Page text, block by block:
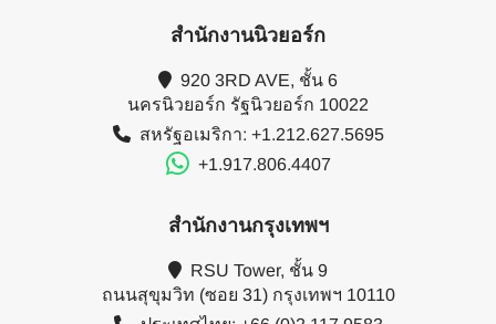
สำนักงานนิวยอร์ก
920 3RD AVE, ชั้น 6
นครนิวยอร์ก รัฐนิวยอร์ก 10022
สหรัฐอเมริกา: +1.212.627.5695
+1.917.806.4407
สำนักงานกรุงเทพฯ
RSU Tower, ชั้น 9
ถนนสุขุมวิท (ซอย 31) กรุงเทพฯ 10110